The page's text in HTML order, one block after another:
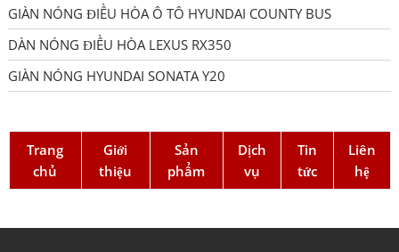
GIÀN NÓNG ĐIỀU HÒA Ô TÔ HYUNDAI COUNTY BUS
DÀN NÓNG ĐIỀU HÒA LEXUS RX350
GIÀN NÓNG HYUNDAI SONATA Y20
Trang
chủ
Giới
thiệu
Sản
phẩm
Dịch
vụ
Tin
tức
Liên
hệ